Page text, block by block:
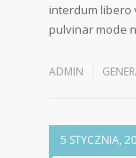
interdum libero
pulvinar mode
ADMIN
5 STYCZNIA,